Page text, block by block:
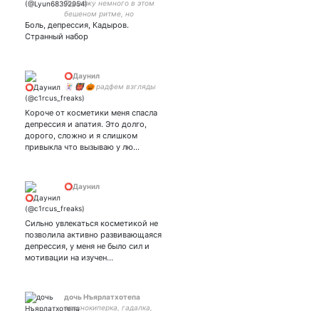
Торможу немного в этом
бешеном ритме, но
пытаюсь нагнать
Боль, депрессия, Кадыров.
Странный набор
⭕Даунил
🃏 👹 🎃 радфем взгляды
Короче от косметики меня спасла
депрессия и апатия. Это долго,
дорого, сложно и я слишком
привыкла что вызываю у лю…
⭕Даунил
Сильно увлекаться косметикой не
позволила активно развивающаяся
депрессия, у меня не было сил и
мотивации на изучен…
дочь Нъярлатхотепа
арахнокиперка, гадалка,